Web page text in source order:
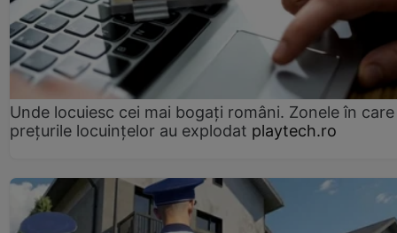
Unde locuiesc cei mai bogați români. Zonele în care
prețurile locuințelor au explodat playtech.ro